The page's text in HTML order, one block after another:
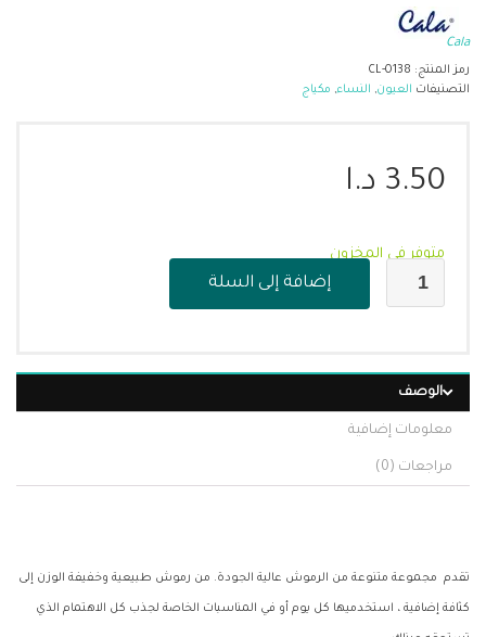
Cala
رمز المنتج: CL-0138
التصنيفات العيون, النساء, مكياج
3.50 د.ا
متوفر في المخزون
إضافة إلى السلة
الوصف
معلومات إضافية
مراجعات (0)
تقدم مجموعة متنوعة من الرموش عالية الجودة. من رموش طبيعية وخفيفة الوزن إلى
كثافة إضافية ، استخدميها كل يوم أو في المناسبات الخاصة لجذب كل الاهتمام الذي